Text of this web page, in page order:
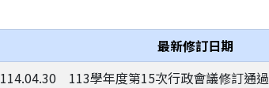
最新修訂日期
114.04.30 113學年度第15次行政會議修訂通過